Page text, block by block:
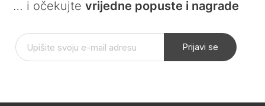
… i očekujte vrijedne popuste i nagrade
Prijavi se